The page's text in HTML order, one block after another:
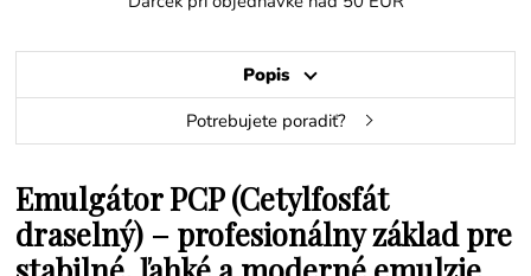
Popis
Potrebujete poradiť?
Emulgátor PCP (Cetylfosfát
draselný) – profesionálny základ pre